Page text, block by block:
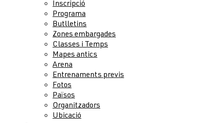
Inscripció
Programa
Butlletins
Zones embargades
Classes i Temps
Mapes antics
Arena
Entrenaments previs
Fotos
Països
Organitzadors
Ubicació